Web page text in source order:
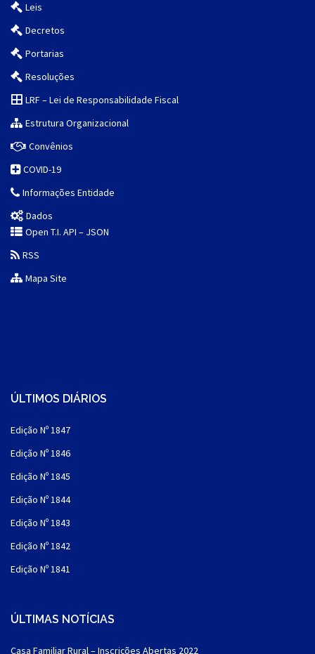
Leis
Decretos
Portarias
Resoluções
LRF – Lei de Responsabilidade Fiscal
Estrutura Organizacional
Convênios
COVID-19
Informações Entidade
Dados
Open T.I. API – JSON
RSS
Mapa Site
ÚLTIMOS DIÁRIOS
Edição Nº 1847
Edição Nº 1846
Edição Nº 1845
Edição Nº 1844
Edição Nº 1843
Edição Nº 1842
Edição Nº 1841
ÚLTIMAS NOTÍCIAS
Casa Familiar Rural – Inscrições Abertas 2022